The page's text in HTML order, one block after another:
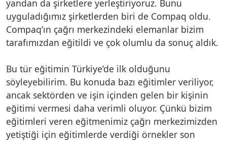
yandan da şirketlere yerleştiriyoruz. Bunu
uyguladığımız şirketlerden biri de Compaq oldu.
Compaq’ın çağrı merkezindeki elemanlar bizim
tarafımızdan eğitildi ve çok olumlu da sonuç aldık.
Bu tür eğitimin Türkiye’de ilk olduğunu
söyleyebilirim. Bu konuda bazı eğitimler veriliyor,
ancak sektörden ve işin içinden gelen bir kişinin
eğitimi vermesi daha verimli oluyor. Çünkü bizim
eğitimleri veren eğitmenimiz çağrı merkezimizden
yetiştiği için eğitimlerde verdiği örnekler son